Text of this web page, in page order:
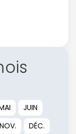
JUIN
NOV. DÉC.